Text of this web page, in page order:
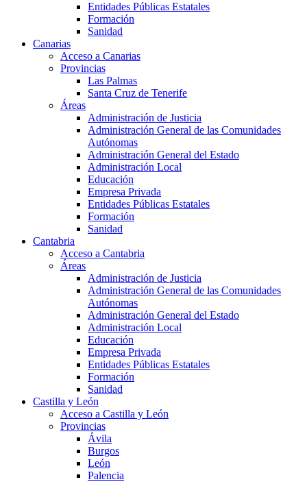
Entidades Públicas Estatales
Formación
Sanidad
Canarias
Acceso a Canarias
Provincias
Las Palmas
Santa Cruz de Tenerife
Áreas
Administración de Justicia
Administración General de las Comunidades
Autónomas
Administración General del Estado
Administración Local
Educación
Empresa Privada
Entidades Públicas Estatales
Formación
Sanidad
Cantabria
Acceso a Cantabria
Áreas
Administración de Justicia
Administración General de las Comunidades
Autónomas
Administración General del Estado
Administración Local
Educación
Empresa Privada
Entidades Públicas Estatales
Formación
Sanidad
Castilla y León
Acceso a Castilla y León
Provincias
Ávila
Burgos
León
Palencia